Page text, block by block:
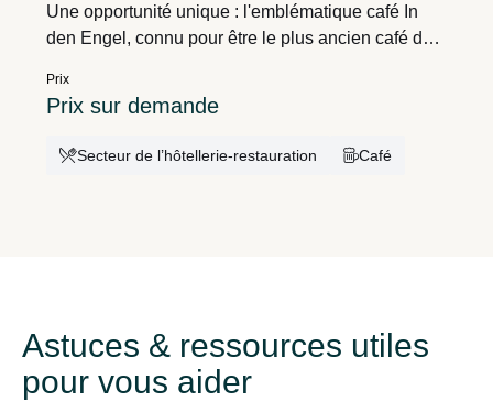
Une opportunité unique : l'emblématique café In
den Engel, connu pour être le plus ancien café de
Prix
Prix sur demande
Secteur de l’hôtellerie-restauration Café
Astuces & ressources utiles
pour vous aider